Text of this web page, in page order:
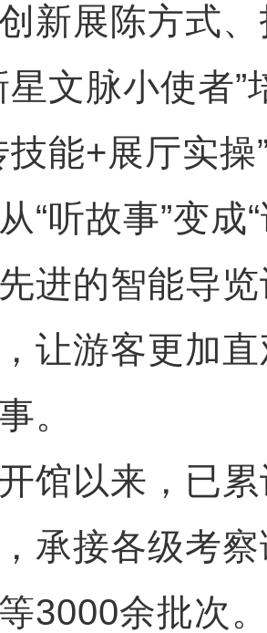
新展陈方式
星文脉小使者”
技能+展厅实
“听故事”变成
进的智能导
让游客更加
。
以来，已累
承接各级考
3000余批次